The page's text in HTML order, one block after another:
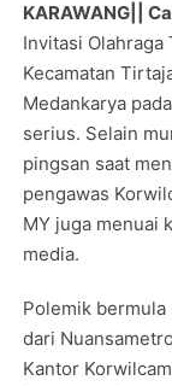
KARAWANG||
Invitasi
Kecamatan
Medankarya
serius. Selain
pingsan saat
pengawas
MY juga menuai
media.
Polemik bermula
dari
Kantor